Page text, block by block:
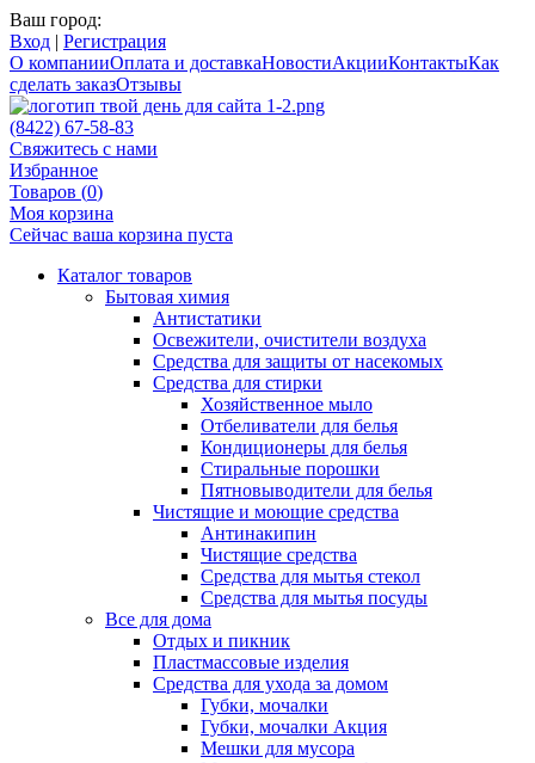
Ваш город:
Вход | Регистрация
О компанииОплата и доставкаНовостиАкцииКонтактыКак
сделать заказОтзывы
(8422) 67-58-83
Свяжитесь с нами
Избранное
Товаров (0)
Моя корзина
Сейчас ваша корзина пуста
Каталог товаров
Бытовая химия
Антистатики
Освежители, очистители воздуха
Средства для защиты от насекомых
Средства для стирки
Хозяйственное мыло
Отбеливатели для белья
Кондиционеры для белья
Стиральные порошки
Пятновыводители для белья
Чистящие и моющие средства
Антинакипин
Чистящие средства
Средства для мытья стекол
Средства для мытья посуды
Все для дома
Отдых и пикник
Пластмассовые изделия
Средства для ухода за домом
Губки, мочалки
Губки, мочалки Акция
Мешки для мусора